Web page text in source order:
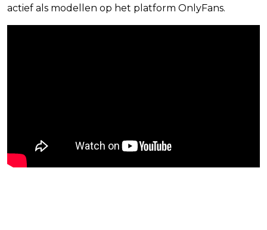
actief als modellen op het platform OnlyFans.